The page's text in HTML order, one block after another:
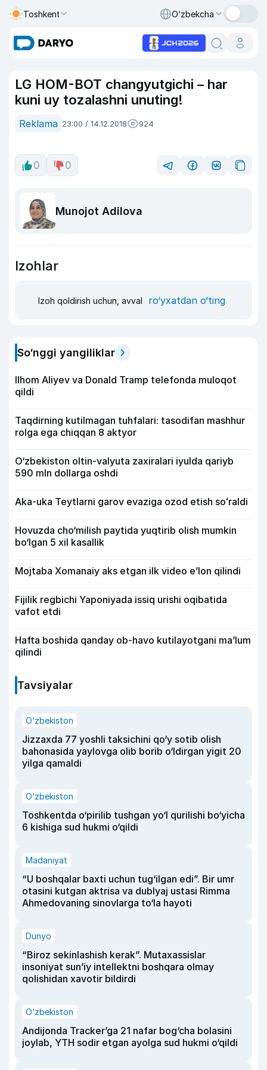
Toshkent O‘zbekcha
LG HOM-BOT changyutgichi – har
kuni uy tozalashni unuting!
Reklama 23:00 / 14.12.2018 924
0 0
Munojot Adilova
Izohlar
Izoh qoldirish uchun, avval ro‘yxatdan o‘ting
So‘nggi yangiliklar
Ilhom Aliyev va Donald Tramp telefonda muloqot
qildi
Taqdirning kutilmagan tuhfalari: tasodifan mashhur
rolga ega chiqqan 8 aktyor
O‘zbekiston oltin-valyuta zaxiralari iyulda qariyb
590 mln dollarga oshdi
Aka-uka Teytlarni garov evaziga ozod etish soʻraldi
Hovuzda cho‘milish paytida yuqtirib olish mumkin
bo‘lgan 5 xil kasallik
Mojtaba Xomanaiy aks etgan ilk video e’lon qilindi
Fijilik regbichi Yaponiyada issiq urishi oqibatida
vafot etdi
Hafta boshida qanday ob-havo kutilayotgani ma’lum
qilindi
Tavsiyalar
O‘zbekiston
Jizzaxda 77 yoshli taksichini qo‘y sotib olish
bahonasida yaylovga olib borib o‘ldirgan yigit 20
yilga qamaldi
O‘zbekiston
Toshkentda o‘pirilib tushgan yo‘l qurilishi bo‘yicha
6 kishiga sud hukmi o‘qildi
Madaniyat
“U boshqalar baxti uchun tug‘ilgan edi”. Bir umr
otasini kutgan aktrisa va dublyaj ustasi Rimma
Ahmedovaning sinovlarga to‘la hayoti
Dunyo
“Biroz sekinlashish kerak”. Mutaxassislar
insoniyat sun’iy intellektni boshqara olmay
qolishidan xavotir bildirdi
O‘zbekiston
Andijonda Tracker’ga 21 nafar bog‘cha bolasini
joylab, YTH sodir etgan ayolga sud hukmi o‘qildi